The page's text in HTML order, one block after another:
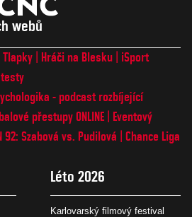
webů
Hráči na Blesku
iSport
- podcast rozbíjející
přestupy ONLINE
Eventový
92: Szabová vs. Pudilová
Chance Liga
Léto 2026
Karlovarský filmový festival